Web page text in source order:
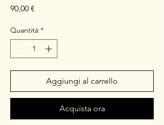
90,00 €
Quantità *
Aggiungi al carrello
Acquista ora